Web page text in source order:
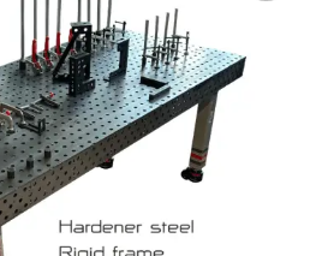
στη Λίστα
Επιθυμιών